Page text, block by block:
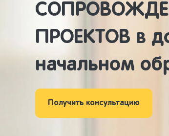
ПРОЕКТОВ в
начальном
Получить консультацию